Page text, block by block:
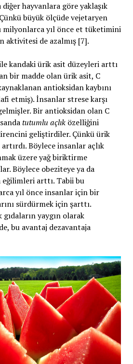
hayvanlara göre yaklaşık
büyük ölçüde vejetaryen
milyonlarca yıl önce et tüketimini
aktivitesi de azalmış [7].
kandaki ürik asit düzeyleri arttı
bir madde olan ürik asit, C
antioksidan kaybını
etmiş). İnsanlar strese karşı
Bir antioksidan olan C
tutumlu açlıközelliğini
geliştirdiler. Çünkü ürik
Böylece insanlar açlık
üzere yağ biriktirme
Böylece obeziteye ya da
arttı. Tabii bu
yıl önce insanlar için bir
sürdürmek için şarttı.
gıdaların yaygın olarak
bu avantaj dezavantaja